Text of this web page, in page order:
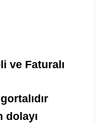
ve Faturalı
dolayı